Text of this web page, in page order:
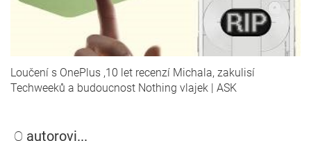
O autorovi...
Loučení s OnePlus ,10 let recenzí Michala, zakulisí
Techweeků a budoucnost Nothing vlajek | ASK